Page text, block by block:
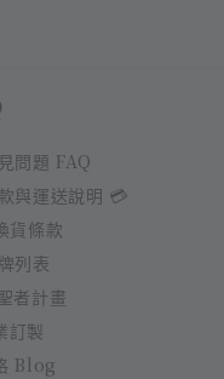
問題 FAQ
與運送說明 💳
貨條款
列表
者計畫
訂製
Blog